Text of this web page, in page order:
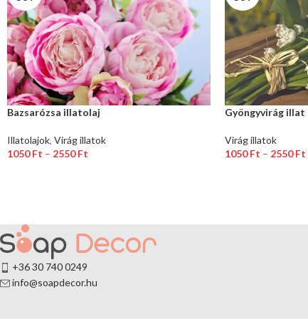
Bazsarózsa illatolaj
Illatolajok, Virág illatok
1050Ft – 2550Ft
Gyöngyvirág illat
Virág illatok
1050Ft – 2550Ft
+36 30 740 0249
info@soapdecor.hu